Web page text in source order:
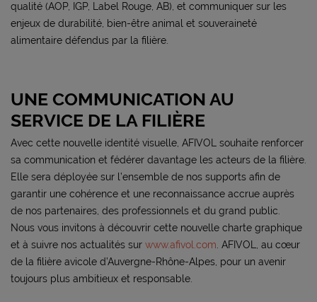
qualité (AOP, IGP, Label Rouge, AB), et communiquer sur les
enjeux de durabilité, bien-être animal et souveraineté
alimentaire défendus par la filière.
UNE COMMUNICATION AU
SERVICE DE LA FILIÈRE
Avec cette nouvelle identité visuelle, AFIVOL souhaite renforcer
sa communication et fédérer davantage les acteurs de la filière.
Elle sera déployée sur l’ensemble de nos supports afin de
garantir une cohérence et une reconnaissance accrue auprès
de nos partenaires, des professionnels et du grand public.
Nous vous invitons à découvrir cette nouvelle charte graphique
et à suivre nos actualités sur www.afivol.com . AFIVOL, au cœur
de la filière avicole d’Auvergne-Rhône-Alpes, pour un avenir
toujours plus ambitieux et responsable.